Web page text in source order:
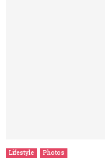
Lifestyle Photos